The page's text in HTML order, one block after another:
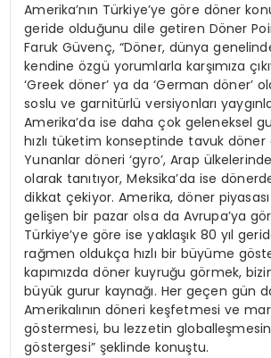
Amerika’nın Türkiye’ye göre döner
geride olduğunu dile getiren Döner
Faruk Güvenç, “Döner, dünya
kendine özgü yorumlarla karşımıza
‘Greek döner’ ya da ‘German döner’
soslu ve garnitürlü versiyonları
Amerika’da ise daha çok geleneksel
hızlı tüketim konseptinde tavuk döner
Yunanlar döneri ‘gyro’, Arap
olarak tanıtıyor, Meksika’da ise
dikkat çekiyor. Amerika, döner
gelişen bir pazar olsa da Avrupa’ya
Türkiye’ye göre ise yaklaşık 80 yıl
rağmen oldukça hızlı bir büyüme
kapımızda döner kuyruğu görmek,
büyük gurur kaynağı. Her geçen gün
Amerikalının döneri keşfetmesi ve
göstermesi, bu lezzetin
göstergesi” şeklinde konuştu.